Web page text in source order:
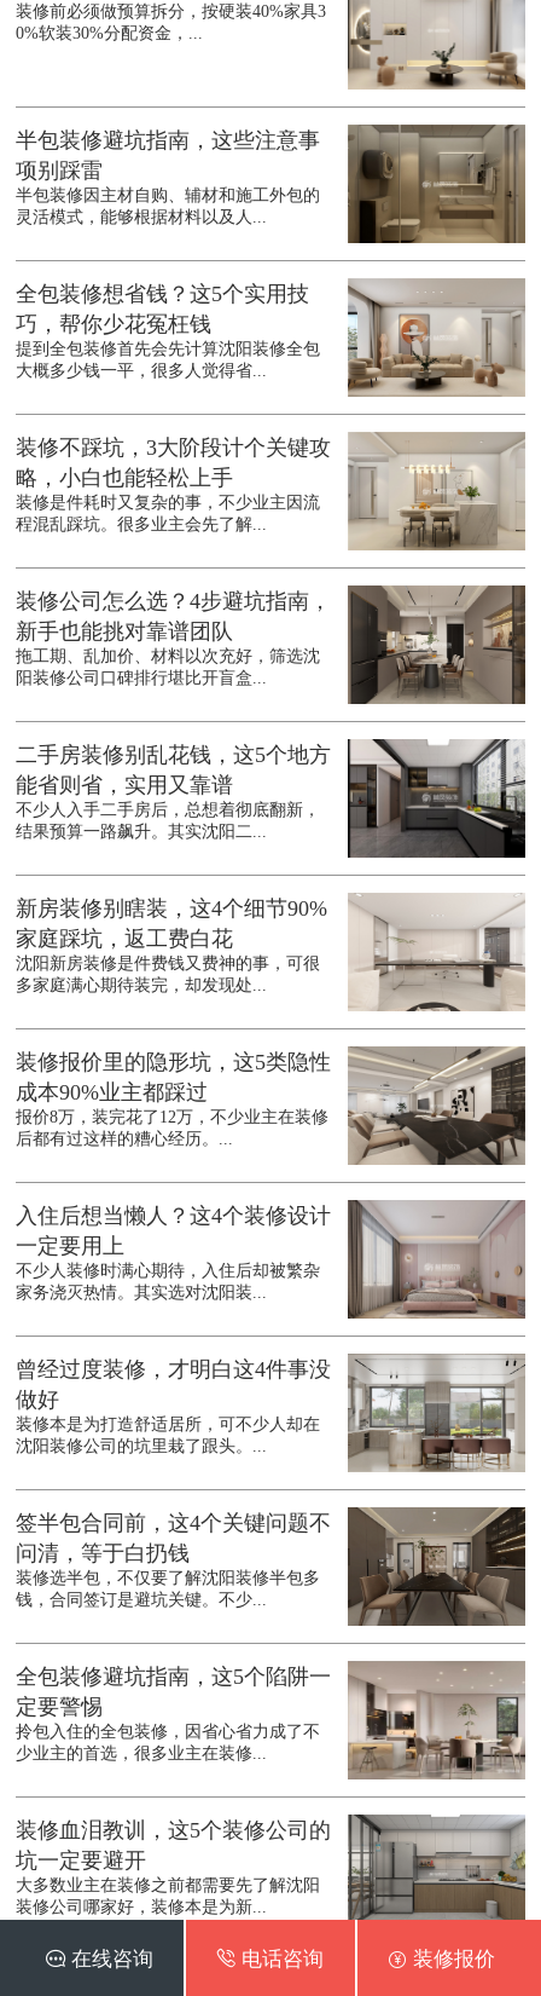
装修前必须做预算拆分，按硬装40%家具3
0%软装30%分配资金，...
半包装修避坑指南，这些注意事
项别踩雷
半包装修因主材自购、辅材和施工外包的
灵活模式，能够根据材料以及人...
全包装修想省钱？这5个实用技
巧，帮你少花冤枉钱
提到全包装修首先会先计算沈阳装修全包
大概多少钱一平，很多人觉得省...
装修不踩坑，3大阶段计个关键攻
略，小白也能轻松上手
装修是件耗时又复杂的事，不少业主因流
程混乱踩坑。很多业主会先了解...
装修公司怎么选？4步避坑指南，
新手也能挑对靠谱团队
拖工期、乱加价、材料以次充好，筛选沈
阳装修公司口碑排行堪比开盲盒...
二手房装修别乱花钱，这5个地方
能省则省，实用又靠谱
不少人入手二手房后，总想着彻底翻新，
结果预算一路飙升。其实沈阳二...
新房装修别瞎装，这4个细节90%
家庭踩坑，返工费白花
沈阳新房装修是件费钱又费神的事，可很
多家庭满心期待装完，却发现处...
装修报价里的隐形坑，这5类隐性
成本90%业主都踩过
报价8万，装完花了12万，不少业主在装修
后都有过这样的糟心经历。...
入住后想当懒人？这4个装修设计
一定要用上
不少人装修时满心期待，入住后却被繁杂
家务浇灭热情。其实选对沈阳装...
曾经过度装修，才明白这4件事没
做好
装修本是为打造舒适居所，可不少人却在
沈阳装修公司的坑里栽了跟头。...
签半包合同前，这4个关键问题不
问清，等于白扔钱
装修选半包，不仅要了解沈阳装修半包多
钱，合同签订是避坑关键。不少...
全包装修避坑指南，这5个陷阱一
定要警惕
拎包入住的全包装修，因省心省力成了不
少业主的首选，很多业主在装修...
装修血泪教训，这5个装修公司的
坑一定要避开
大多数业主在装修之前都需要先了解沈阳
装修公司哪家好，装修本是为新...
 在线咨询  电话咨询  装修报价